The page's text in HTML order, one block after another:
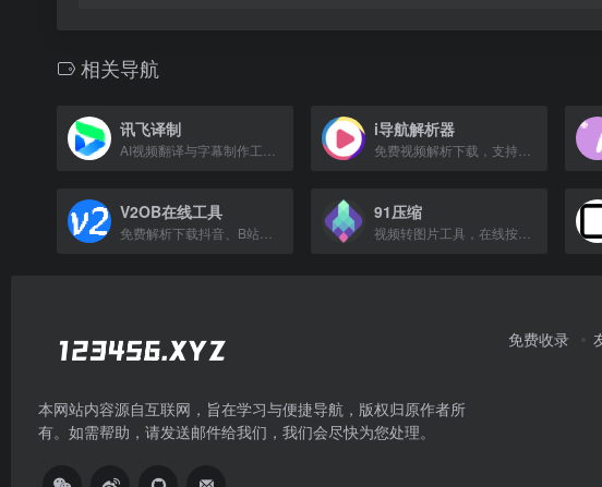
相关导航
讯飞译制 i导航解析器
免费视频解析下载，支持抖音、B站、YouTube等上百平台去水印
V2OB在线工具 91压缩
本网站内容源自互联网，旨在学习与便捷导航，版权归原作者所
有。如需帮助，请发送邮件给我们，我们会尽快为您处理。
免费收录